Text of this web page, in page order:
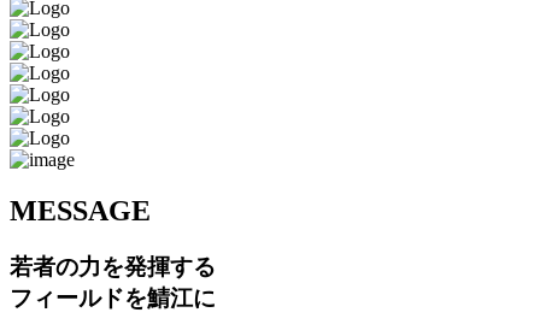
MESSAGE
若者の力を発揮する
フィールドを鯖江に